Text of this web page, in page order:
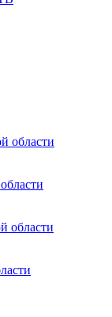
области
области